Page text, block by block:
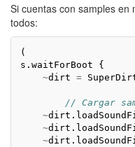
Si cuentas con samples
todos:
(
s . waitForBoot
{
~dirt =
// Cargar
~dirt .
~dirt .
~dirt .